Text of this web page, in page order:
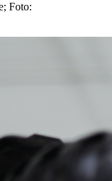
Foto: